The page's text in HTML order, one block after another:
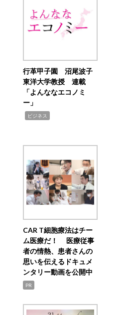
行革甲子園 沼尾波子
東洋大学教授 連載
「よんななエコノミ
ー」
ビジネス
CAR T細胞療法はチー
ム医療だ！ 医療従事
者の情熱、患者さんの
思いを伝えるドキュメ
ンタリー動画を公開中
PR